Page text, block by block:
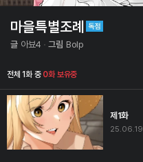
마을특별조례
글 아뵤4 그림 Bolp
전체 1화 중 0화 보유중
제1화
25.06.19